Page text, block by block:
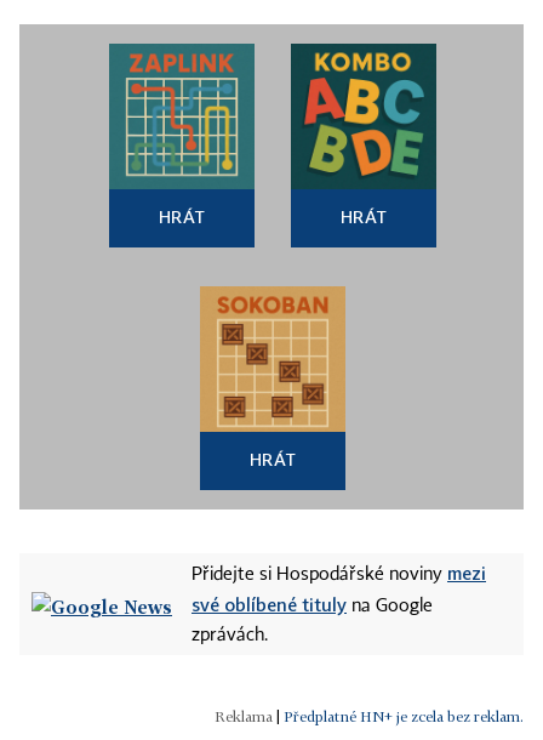
HRÁT HRÁT
HRÁT
Přidejte si Hospodářské noviny mezi
své oblíbené tituly na Google
zprávách.
Předplatné HN+ je zcela bez reklam.